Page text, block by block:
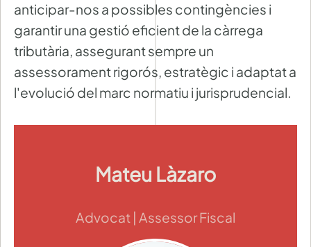
anticipar-nos a possibles contingències i
garantir una gestió eficient de la càrrega
tributària, assegurant sempre un
assessorament rigorós, estratègic i adaptat a
l'evolució del marc normatiu i jurisprudencial.
Mateu Làzaro
Advocat | Assessor Fiscal